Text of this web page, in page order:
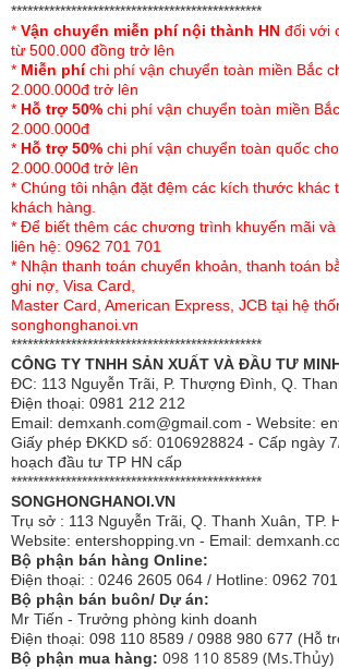
- Đường may sắc nét, chắc chắn tạo sự
phẩm.
- Công nghệ nhuộm màu hiện đại theo
Âu bảo đảm màu sắc bộ chăn ga gối
suốt quá trình sử dụng.
- Sản phẩm dễ dàng giặt sạch, không xù
màu sau khi giặt.
- Màu tươi sáng điểm họa tiết hài hòa
cổ điển sang trọng cho phòng ngủ nhà
Với những điểm cộng hoàn hảo về chất
ga gối Singapore Đế Vương 10 món
đặc biệt yêu thích.
**********************************************
* Vận chuyển miễn phí nội thành HN đối với
từ 500.000 đồng trở lên
* Miễn phíchi phí vận chuyển toàn miền Bắc
2.000.000đ trở lên
* Hỗ trợ 50% chi phí vận chuyển toàn miền
2.000.000đ
* Hỗ trợ 50% chi phí vận chuyển toàn quốc
2.000.000đ trở lên
* Chúng tôi nhận đặt đệm các kích thước khác
khách hàng.
* Để biết thêm các chương trình khuyến mãi
liên hệ: 0962 701 701
* Nhận thanh toán chuyển khoản, thanh toán
ghi nợ, Visa Card,
Master Card, American Express, JCB tại hệ
songhonghanoi.vn
**********************************************
CÔNG TY TNHH SẢN XUẤT VÀ ĐẦU TƯ
ĐC: 113 Nguyễn Trãi, P. Thượng Đình, Q.
Điện thoại: 0981 212 212
Email: demxanh.com@gmail.com - Website:
Giấy phép ĐKKD số: 0106928824 - Cấp ngày
hoạch đầu tư TP HN cấp
**********************************************
SONGHONGHANOI.VN
Trụ sở : 113 Nguyễn Trãi, Q. Thanh Xuân, TP.
Website: entershopping.vn - Email:
Bộ phận bán hàng Online:
Điện thoại: : 0246 2605 064 / Hotline: 0962
Bộ phận bán buôn/ Dự án:
Mr Tiến - Trưởng phòng kinh doanh
Điện thoại: 098 110 8589 / 0988 980 677 (Hỗ
Bộ phận mua hàng: 098 110 8589 (Ms.Thủy)